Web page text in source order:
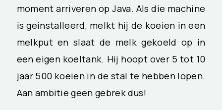
moment arriveren op Java. Als die machine
is geinstalleerd, melkt hij de koeien in een
melkput en slaat de melk gekoeld op in
een eigen koeltank. Hij hoopt over 5 tot 10
jaar 500 koeien in de stal te hebben lopen.
Aan ambitie geen gebrek dus!